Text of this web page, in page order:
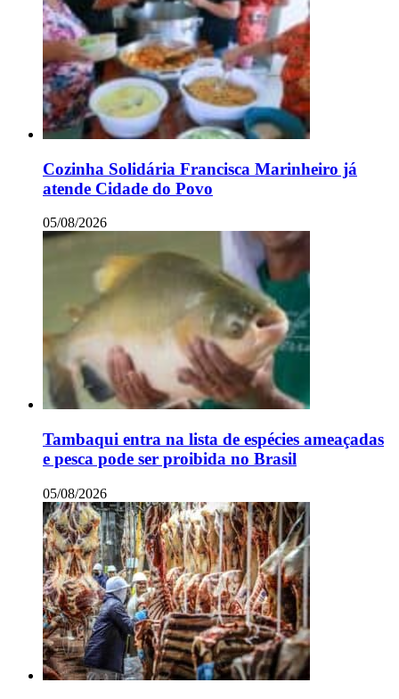
Cozinha Solidária Francisca Marinheiro já
atende Cidade do Povo
05/08/2026
Tambaqui entra na lista de espécies ameaçadas
e pesca pode ser proibida no Brasil
05/08/2026